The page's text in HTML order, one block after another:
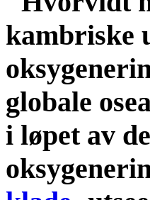
kambriske
globale
i løpet av